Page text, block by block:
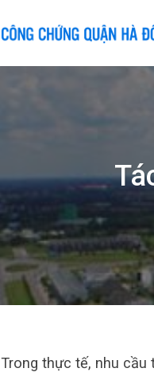
Trong thực tế, nhu cầu